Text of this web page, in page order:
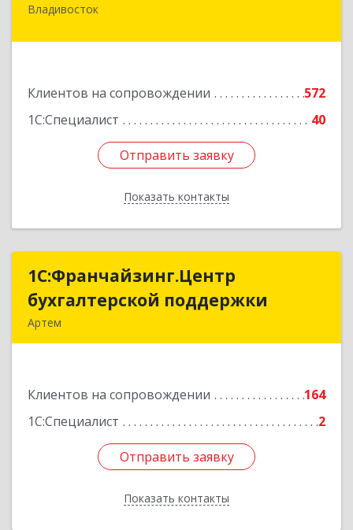
Владивосток
Клиентов на сопровождении
572
1С:Специалист
40
Отправить заявку
Показать контакты
690014, Приморский край, Владивосток г,
Отправить заявку
Назад
1С:Франчайзинг.Центр
бухгалтерской поддержки
Артем
Клиентов на сопровождении
164
1С:Специалист
2
Отправить заявку
Показать контакты
1С:Франчайзинг.Центр
бухгалтерской поддержки
Подробнее
Отправить заявку
Назад